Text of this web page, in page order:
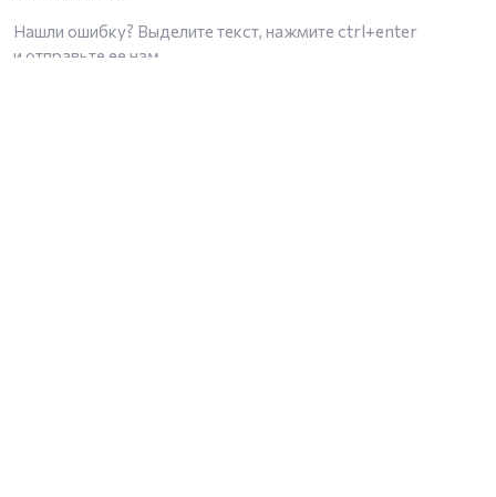
Нашли ошибку? Выделите текст, нажмите ctrl+enter
и отправьте ее нам.